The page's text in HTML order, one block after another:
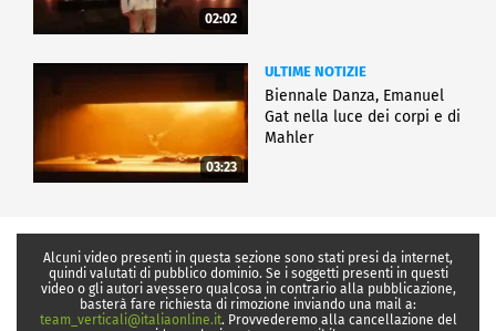
02:02
03:23
ULTIME NOTIZIE
Biennale Danza, Emanuel
Gat nella luce dei corpi e di
Mahler
Alcuni video presenti in questa sezione sono stati presi da internet,
quindi valutati di pubblico dominio. Se i soggetti presenti in questi
video o gli autori avessero qualcosa in contrario alla pubblicazione,
basterà fare richiesta di rimozione inviando una mail a:
team_verticali@italiaonline.it. Provvederemo alla cancellazione del